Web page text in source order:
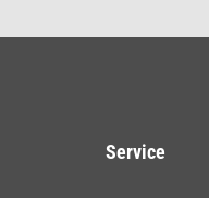
Service